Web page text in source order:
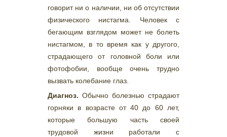
говорит ни о наличии, ни об отсутствии
физического нистагма. Человек с
бегающим взглядом может не болеть
нистагмом, в то время как у другого,
страдающего от головной боли или
фотофобии, вообще очень трудно
вызвать колебание глаз.
Диагноз. Обычно болезнью страдают
горняки в возрасте от 40 до 60 лет,
которые большую часть своей
трудовой жизни работали с